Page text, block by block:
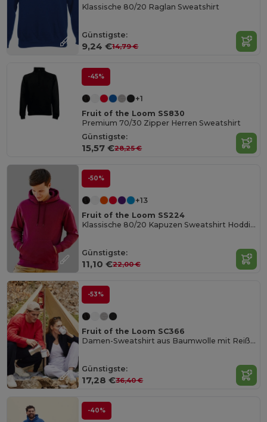
Klassische 80/20 Raglan Sweatshirt
Günstigste:
9,24 €14,79 €
-45%
+1
Fruit of the Loom SS830
Premium 70/30 Zipper Herren Sweatshirt
Günstigste:
15,57 €28,25 €
-50%
+13
Fruit of the Loom SS224
Klassische 80/20 Kapuzen Sweatshirt Hoddie Herren
Günstigste:
11,10 €22,00 €
-53%
Fruit of the Loom SC366
Damen-Sweatshirt aus Baumwolle mit Reißverschluss
Günstigste:
17,28 €36,40 €
-40%